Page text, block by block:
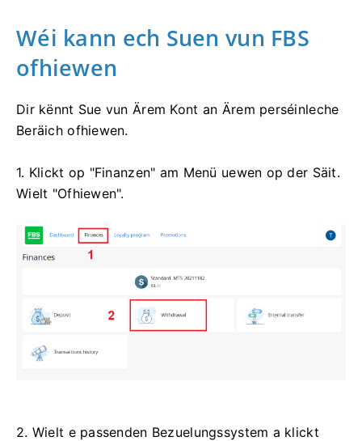
Wéi kann ech Suen vun FBS
ofhiewen
Dir kënnt Sue vun Ärem Kont an Ärem perséinleche
Beräich ofhiewen.
1. Klickt op "Finanzen" am Menü uewen op der Säit.
Wielt "Ofhiewen".
2. Wielt e passenden Bezuelungssystem a klickt